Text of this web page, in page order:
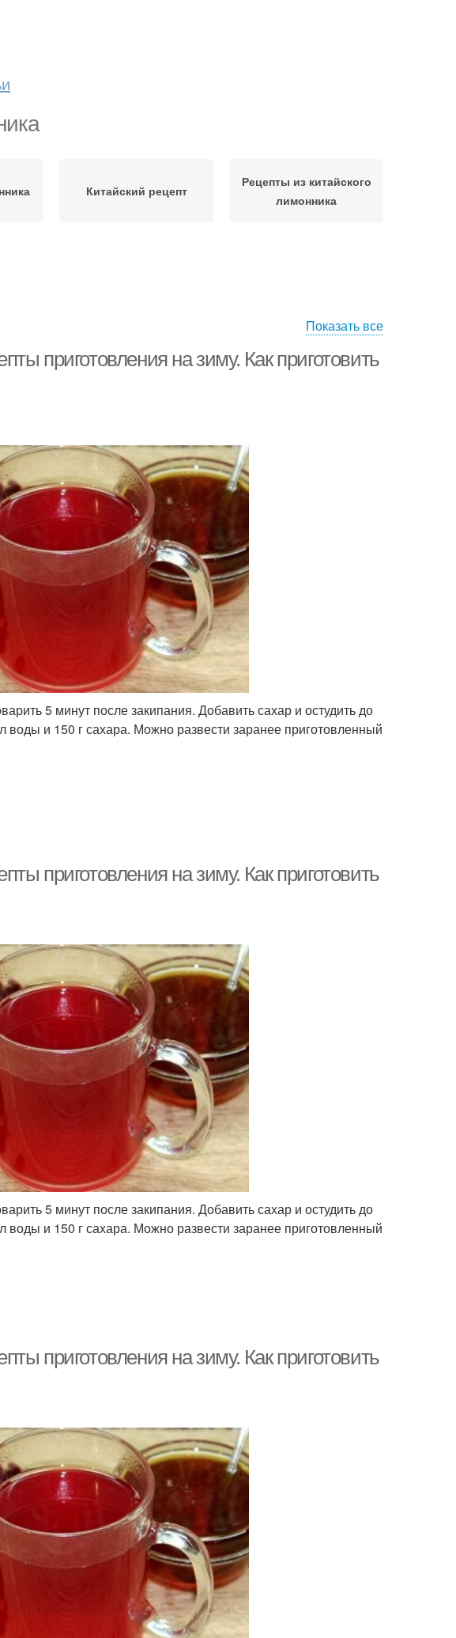
Китайский рецепт
Рецепты из китайского
лимонника
Показать все
приготовления на зиму. Как приготовить
5 минут после закипания. Добавить сахар и остудить до
воды и 150 г сахара. Можно развести заранее приготовленный
приготовления на зиму. Как приготовить
5 минут после закипания. Добавить сахар и остудить до
воды и 150 г сахара. Можно развести заранее приготовленный
приготовления на зиму. Как приготовить